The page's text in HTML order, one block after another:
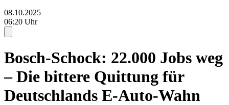
08.10.2025
06:20 Uhr
Bosch-Schock: 22.000 Jobs weg
– Die bittere Quittung für
Deutschlands E-Auto-Wahn